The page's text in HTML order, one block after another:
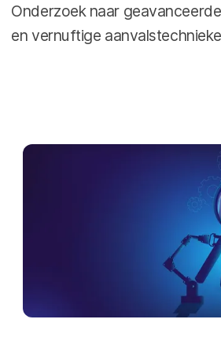
Onderzoek naar
en vernuftige